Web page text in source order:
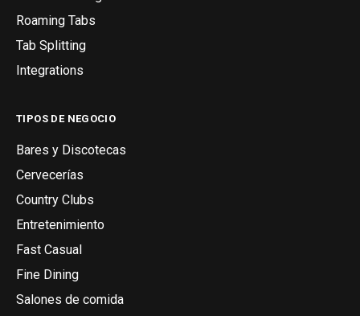
Roaming Tabs
Tab Splitting
Integrations
TIPOS DE NEGOCIO
Bares y Discotecas
Cervecerías
Country Clubs
Entretenimiento
Fast Casual
Fine Dining
Salones de comida